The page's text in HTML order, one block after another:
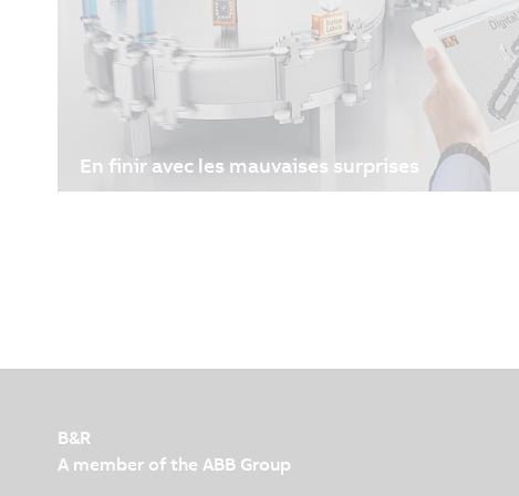
En finir avec les mauvaises surprises
29/06/2021| 3m
B&R Headquarters: Lyon
Parc Technologique de Lyon